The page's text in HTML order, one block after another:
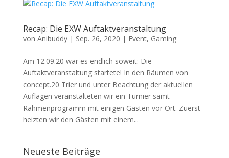
Recap: Die EXW Auftaktveranstaltung
von Anibuddy| Sep. 26, 2020 | Event, Gaming
Am 12.09.20 war es endlich soweit: Die
Auftaktveranstaltung startete! In den Räumen von
concept.20 Trier und unter Beachtung der aktuellen
Auflagen veranstalteten wir ein Turnier samt
Rahmenprogramm mit einigen Gästen vor Ort. Zuerst
heizten wir den Gästen mit einem...
Neueste Beiträge